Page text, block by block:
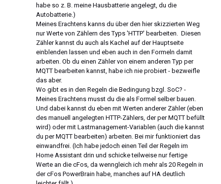
habe so z. B. meine Hausbatterie angelegt, du die
Autobatterie.)
Meines Erachtens kanns du über den hier skizzierten Weg
nur Werte von Zählern des Typs 'HTTP' bearbeiten. Diesen
Zähler kannst du auch als Kachel auf der Hauptseite
einblenden lassen und eben auch in den Formeln damit
arbeiten. Ob du einen Zähler von einem anderen Typ per
MQTT bearbeiten kannst, habe ich nie probiert - bezweifle
das aber.
Wo gibt es in den Regeln die Bedingung bzgl. SoC? -
Meines Erachtens musst du die als Formel selber bauen.
Und dabei kannst du eben mit Werten anderer Zähler (eben
des manuell angelegten HTTP-Zählers, der per MQTT befüllt
wird) oder mit Lastmanagement-Variablen (auch die kannst
du per MQTT bearbeiten) arbeiten. Bei mir funktioniert das
einwandfrei. (Ich habe jedoch einen Teil der Regeln im
Home Assistant drin und schicke teilweise nur fertige
Werte an die cFos, da wenngleich ich mehr als 20 Regeln in
der cFos PowerBrain habe, manches auf HA deutlich